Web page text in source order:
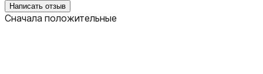
Написать отзыв
Сначала положительные